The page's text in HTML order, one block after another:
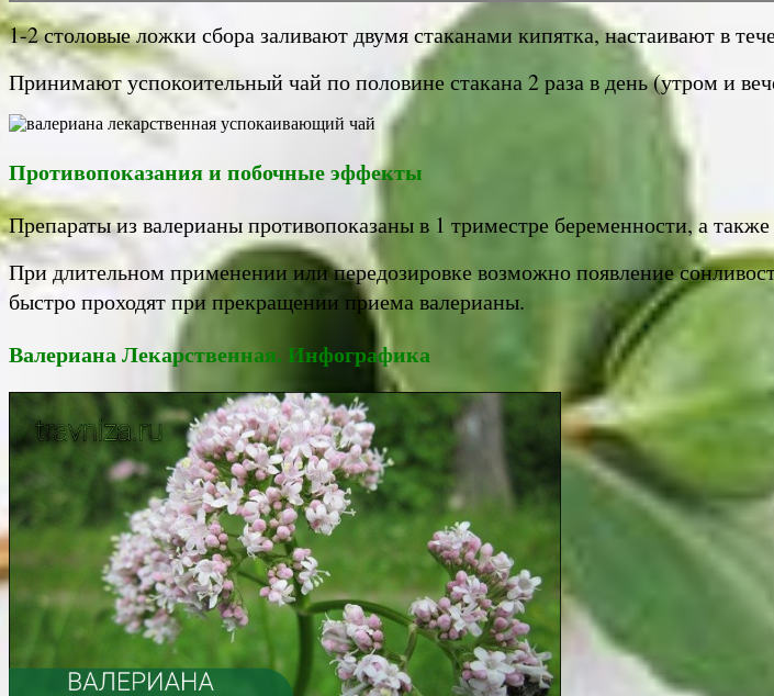
1-2 столовые ложки сбора заливают двумя стаканами кипятка, настаивают в
Принимают успокоительный чай по половине стакана 2 раза в день (утром и
Противопоказания и побочные эффекты
Препараты из валерианы противопоказаны в 1 триместре беременности, а
При длительном применении или передозировке возможно появление
быстро проходят при прекращении приема валерианы.
Валериана Лекарственная. Инфографика